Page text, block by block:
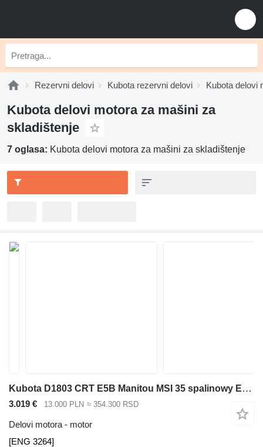
Rezervni delovi Kubota rezervni delovi Kubota delovi
Kubota delovi motora za mašini za
skladištenje
7 oglasa: Kubota delovi motora za mašini za skladištenje
Kubota D1803 CRT E5B Manitou MSI 35 spalinowy Engine 1803 D1803-CRT-E5B [ENG 3264] motor za Manitou MSI 35 viljuškara
3.019 € 13.000 PLN ≈ 354.300 RSD
Delovi motora - motor
[ENG 3264]